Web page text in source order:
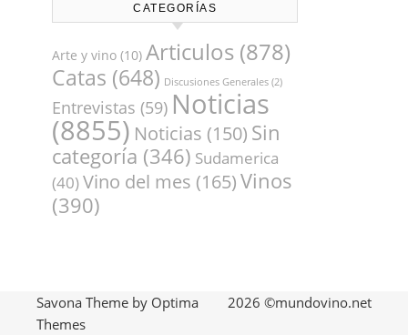
CATEGORÍAS
Arte y vino (10) Articulos (878)
Catas (648) Discusiones Generales (2)
Entrevistas (59) Noticias
(8855) Noticias (150) Sin
categoría (346) Sudamerica
(40)Vino del mes (165)Vinos
(390)
2026 ©mundovino.net
Savona Theme by Optima
Themes